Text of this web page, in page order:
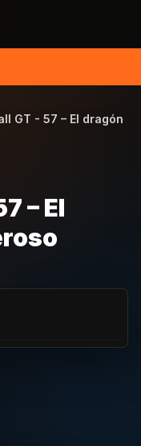
GT - 57 – El dragón
– El